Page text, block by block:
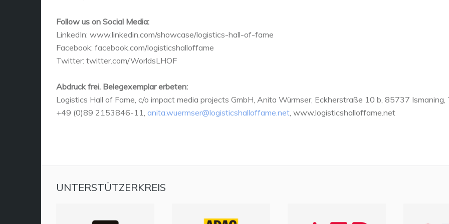
Follow us on Social Media:
LinkedIn: www.linkedin.com/showcase/logistics-hall-of-fame
Facebook: facebook.com/logisticshalloffame
Twitter: twitter.com/WorldsLHOF
Abdruck frei. Belegexemplar erbeten:
Logistics Hall of Fame, c/o impact media projects GmbH, Anita Würmser, Eckherstraße 10 b, 85737 Ismaning,
+49 (0)89 2153846-11, anita.wuermser@logisticshalloffame.net, www.logisticshalloffame.net
UNTERSTÜTZERKREIS